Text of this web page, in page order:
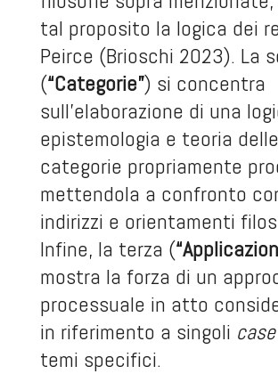
tal proposito la logica dei
Peirce (Brioschi 2023). La
(“Categorie”) si concentra
sull’elaborazione di una
epistemologia e teoria delle
categorie propriamente
mettendola a confronto
indirizzi e orientamenti
Infine, la terza (
mostra la forza di un
processuale in atto
in riferimento a singoli
temi specifici.